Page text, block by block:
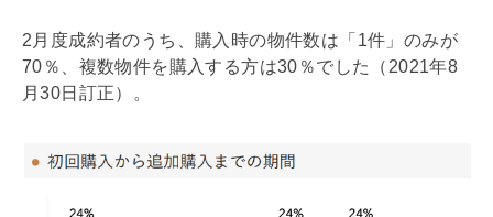
2月度成約者のうち、購入時の物件数は「1件」のみが
70％、複数物件を購入する方は30％でした（2021年8
月30日訂正）。